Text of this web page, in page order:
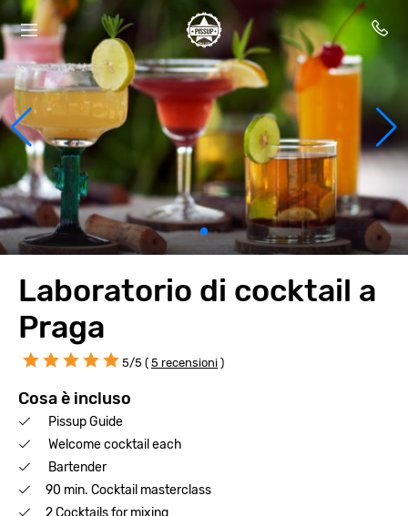
Laboratorio di cocktail a
Praga
5/5 ( 5 recensioni )
Cosa è incluso
Pissup Guide
Welcome cocktail each
Bartender
90 min. Cocktail masterclass
2 Cocktails for mixing